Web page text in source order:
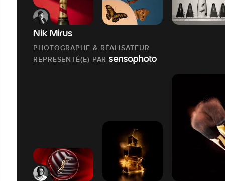
Nik Mirus
PHOTOGRAPHE & RÉALISATEUR
REPRESENTÉ(E) PAR